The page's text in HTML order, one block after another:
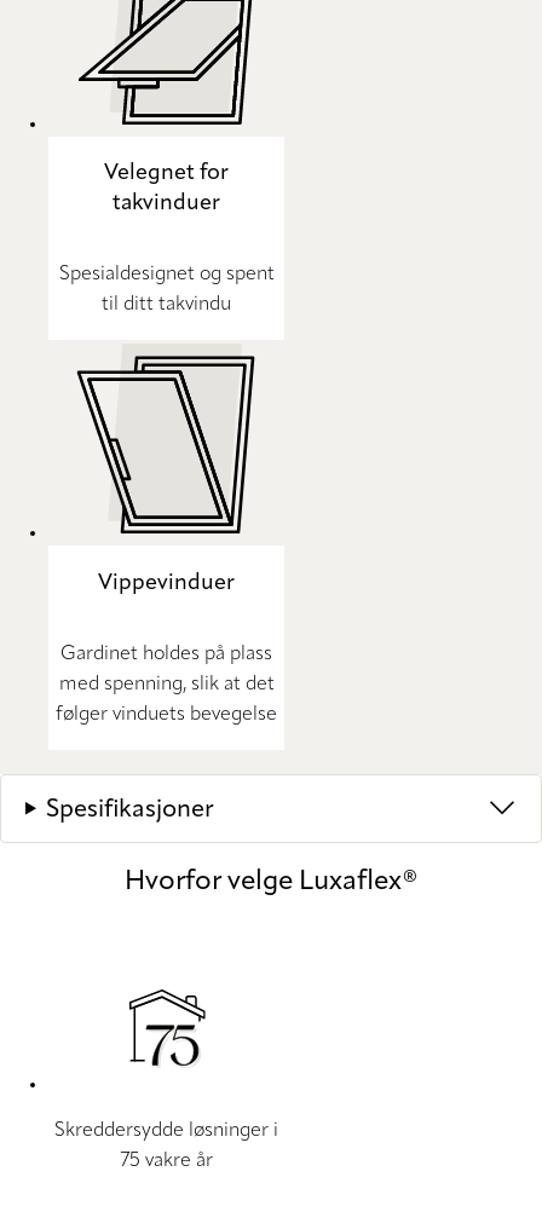
Velegnet for
takvinduer
Spesialdesignet og spent
til ditt takvindu
Vippevinduer
Gardinet holdes på plass
med spenning, slik at det
følger vinduets bevegelse
Spesifikasjoner
Hvorfor velge Luxaflex®
Skreddersydde løsninger i
75 vakre år